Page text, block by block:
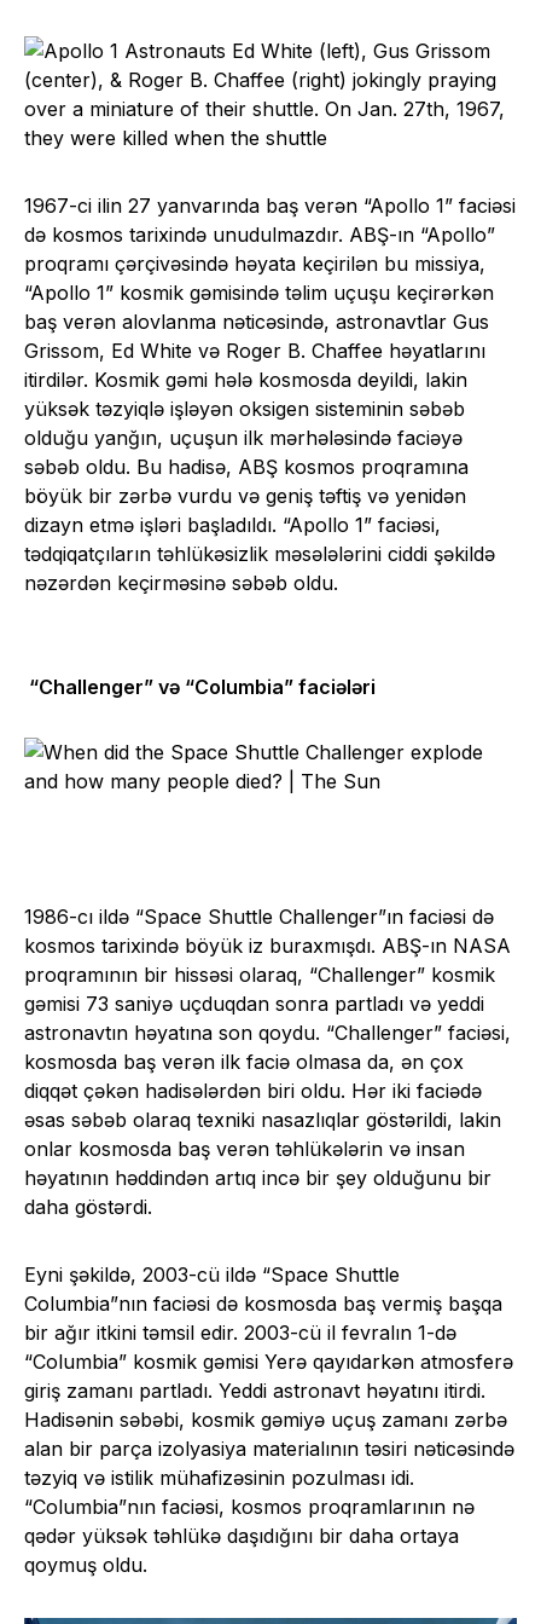
1967-ci ilin 27 yanvarında baş verən “Apollo 1” faciəsi
də kosmos tarixində unudulmazdır. ABŞ-ın “Apollo”
proqramı çərçivəsində həyata keçirilən bu missiya,
“Apollo 1” kosmik gəmisində təlim uçuşu keçirərkən
baş verən alovlanma nəticəsində, astronavtlar Gus
Grissom, Ed White və Roger B. Chaffee həyatlarını
itirdilər. Kosmik gəmi hələ kosmosda deyildi, lakin
yüksək təzyiqlə işləyən oksigen sisteminin səbəb
olduğu yanğın, uçuşun ilk mərhələsində faciəyə
səbəb oldu. Bu hadisə, ABŞ kosmos proqramına
böyük bir zərbə vurdu və geniş təftiş və yenidən
dizayn etmə işləri başladıldı. “Apollo 1” faciəsi,
tədqiqatçıların təhlükəsizlik məsələlərini ciddi şəkildə
nəzərdən keçirməsinə səbəb oldu.
“Challenger” və “Columbia” faciələri
1986-cı ildə “Space Shuttle Challenger”ın faciəsi də
kosmos tarixində böyük iz buraxmışdı. ABŞ-ın NASA
proqramının bir hissəsi olaraq, “Challenger” kosmik
gəmisi 73 saniyə uçduqdan sonra partladı və yeddi
astronavtın həyatına son qoydu. “Challenger” faciəsi,
kosmosda baş verən ilk faciə olmasa da, ən çox
diqqət çəkən hadisələrdən biri oldu. Hər iki faciədə
əsas səbəb olaraq texniki nasazlıqlar göstərildi, lakin
onlar kosmosda baş verən təhlükələrin və insan
həyatının həddindən artıq incə bir şey olduğunu bir
daha göstərdi.
Eyni şəkildə, 2003-cü ildə “Space Shuttle
Columbia”nın faciəsi də kosmosda baş vermiş başqa
bir ağır itkini təmsil edir. 2003-cü il fevralın 1-də
“Columbia” kosmik gəmisi Yerə qayıdarkən atmosferə
giriş zamanı partladı. Yeddi astronavt həyatını itirdi.
Hadisənin səbəbi, kosmik gəmiyə uçuş zamanı zərbə
alan bir parça izolyasiya materialının təsiri nəticəsində
təzyiq və istilik mühafizəsinin pozulması idi.
“Columbia”nın faciəsi, kosmos proqramlarının nə
qədər yüksək təhlükə daşıdığını bir daha ortaya
qoymuş oldu.